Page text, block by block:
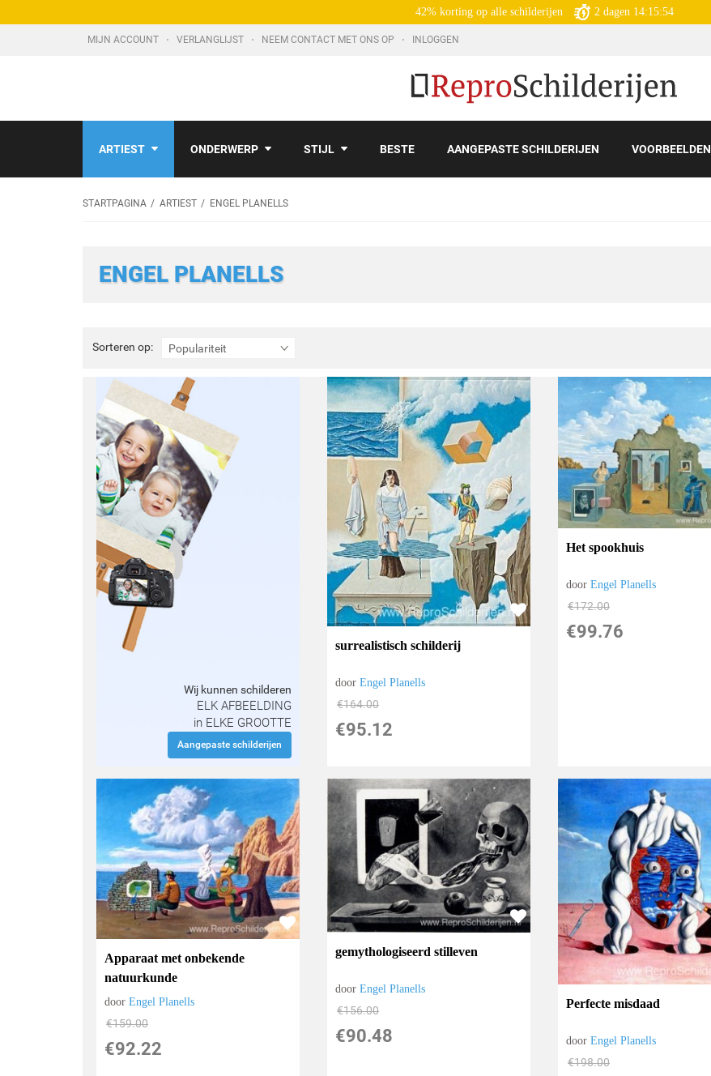
42% korting op alle schilderijen 2 dagen 14:15:52
MIJN ACCOUNT VERLANGLIJST NEEM CONTACT MET ONS OP INLOGGEN
ARTIEST ONDERWERP STIJL BESTE AANGEPASTE SCHILDERIJEN VOORBEELDEN
STARTPAGINA ARTIEST ENGEL PLANELLS
ENGEL PLANELLS
Sorteren op: Populariteit
Sorteren
op:
Wij kunnen schilderen
ELK AFBEELDING
in ELKE GROOTTE
Aangepaste schilderijen
surrealistisch schilderij
doorEngel Planells
€164.00
€95.12
Het spookhuis
doorEngel Planells
€172.00
€99.76
Apparaat met onbekende
natuurkunde
doorEngel Planells
€159.00
€92.22
gemythologiseerd stilleven
doorEngel Planells
€156.00
€90.48
Perfecte misdaad
doorEngel Planells
€198.00